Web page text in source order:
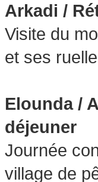
Arkadi /
Visite du
et ses
Elounda /
déjeuner
Journée
village de